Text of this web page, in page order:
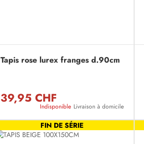
Tapis rose lurex franges d.90cm
39,95 CHF
Indisponible Livraison à domicile
FIN DE SÉRIE